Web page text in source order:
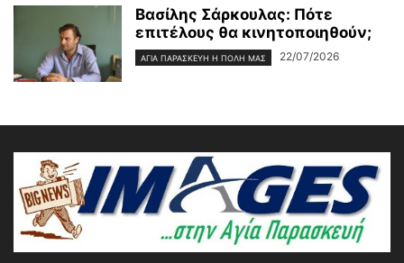
Βασίλης Σάρκουλας: Πότε
επιτέλους θα κινητοποιηθούν;
ΑΓΊΑ ΠΑΡΑΣΚΕΥΉ Η ΠΌΛΗ ΜΑΣ 22/07/2026